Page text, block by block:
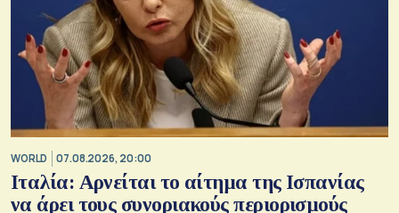
WORLD 07.08.2026, 20:00
Ιταλία: Αρνείται το αίτημα της Ισπανίας
να άρει τους συνοριακούς περιορισμούς